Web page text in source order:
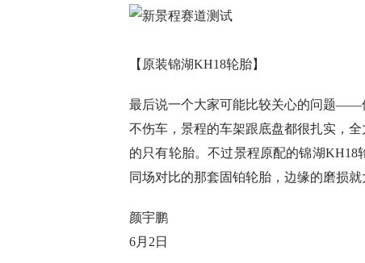
【原装锦湖KH18轮胎】
最后说一个大家可能比较关心的问题——
不伤车，景程的车架跟底盘都很扎实，
的只有轮胎。不过景程原配的锦湖
同场对比的那套固铂轮胎，边缘的磨损就
颜宇鹏
6月2日